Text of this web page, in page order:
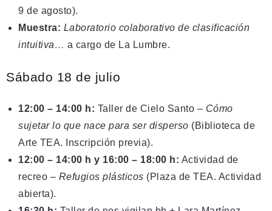
9 de agosto).
Muestra: Laboratorio colaborativo de clasificación
intuitiva… a cargo de La Lumbre.
Sábado 18 de julio
12:00 – 14:00 h: Taller de Cielo Santo – Cómo
sujetar lo que nace para ser disperso (Biblioteca de
Arte TEA. Inscripción previa).
12:00 – 14:00 h y 16:00 – 18:00 h: Actividad de
recreo – Refugios plásticos (Plaza de TEA. Actividad
abierta).